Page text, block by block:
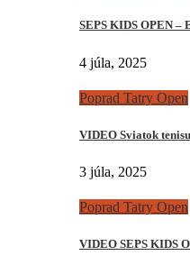
SEPS KIDS OPEN
4 júla, 2025
Poprad Tatry Open
VIDEO Sviatok
3 júla, 2025
Poprad Tatry Open
VIDEO SEPS KIDS